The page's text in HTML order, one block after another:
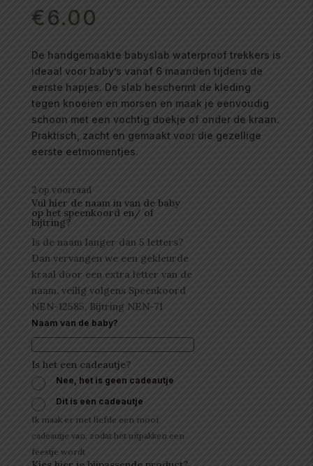
€6.00
De handgemaakte babyslab waterproof trekkers is
ideaal voor baby’s vanaf 6 maanden tijdens de
eerste hapjes. De slab beschermt de kleding
tegen knoeien en morsen en maak je eenvoudig
schoon met een vochtig doekje of onder de kraan.
Praktisch, zacht en gemaakt voor die gezellige
eerste eetmomentjes.
2 op voorraad
Vul hier de naam in van de baby
op het speenkoord en/ of
bijtring?
Is de naam langer dan 5 letters?
Dan vervangen we een gekleurde
kraal door een extra letter van de
naam, veilig volgens Speenkoord
NEN-12585, Bijtring NEN-71
Naam van de baby?
Is het een cadeautje?
Nee, het is geen cadeautje
Dit is een cadeautje
Ik maak er met liefde een mooi
cadeautje van, zodat het uitpakken een
feestje wordt